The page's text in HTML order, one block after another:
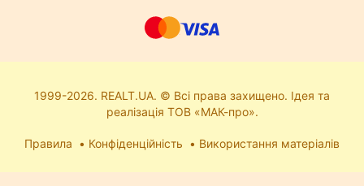
1999-2026. REALT.UA. © Всі права захищено. Ідея та
реалізація ТОВ «МАК-про».
Правила Конфіденційність Використання матеріалів